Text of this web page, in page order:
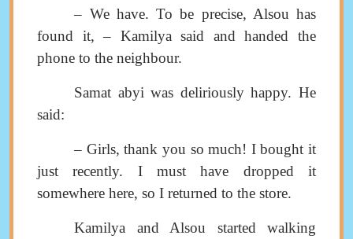
– We have.To be precise, Alsou has
found it, – Kamilya said and handed the
phone to the neighbour.
Samat abyi was deliriously happy. He
said:
– Girls, thank you so much! I bought it
just recently. I must have dropped it
somewhere here, so I returned to the store.
Kamilya and Alsou started walking